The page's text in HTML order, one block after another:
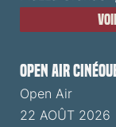
Open Air
Open Air
22 AOÛT 2026